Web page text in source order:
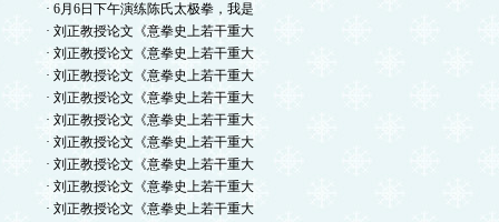
· 6月6日下午演练陈氏太极拳，我是
· 刘正教授论文《意拳史上若干重大
· 刘正教授论文《意拳史上若干重大
· 刘正教授论文《意拳史上若干重大
· 刘正教授论文《意拳史上若干重大
· 刘正教授论文《意拳史上若干重大
· 刘正教授论文《意拳史上若干重大
· 刘正教授论文《意拳史上若干重大
· 刘正教授论文《意拳史上若干重大
· 刘正教授论文《意拳史上若干重大